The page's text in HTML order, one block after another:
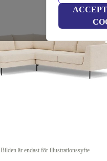
Bilden är endast för illustrationssyfte